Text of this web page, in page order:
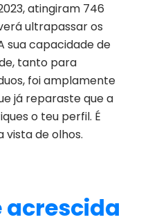
atingiram 746
ultrapassar os
sua capacidade de
tanto para
foi amplamente
já reparaste que a
o teu perfil. É
de olhos.